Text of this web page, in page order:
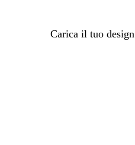
Carica il tuo design